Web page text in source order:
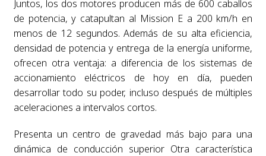
Juntos, los dos motores producen más de 600 caballos
de potencia, y catapultan al Mission E a 200 km/h en
menos de 12 segundos. Además de su alta eficiencia,
densidad de potencia y entrega de la energía uniforme,
ofrecen otra ventaja: a diferencia de los sistemas de
accionamiento eléctricos de hoy en día, pueden
desarrollar todo su poder, incluso después de múltiples
aceleraciones a intervalos cortos.
Presenta un centro de gravedad más bajo para una
dinámica de conducción superior Otra característica